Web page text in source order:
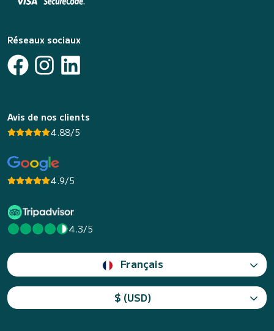
Réseaux sociaux
Avis de nos clients
4.88/5
4.9/5
4.3/5
Français
$ (USD)